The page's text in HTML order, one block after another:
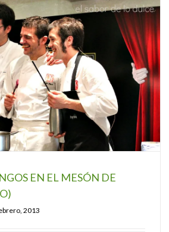
EN EL MESÓN DE
2013